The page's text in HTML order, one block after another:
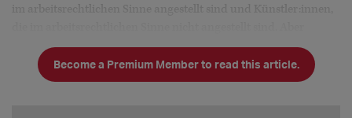
Achtung bei Gästen: Diese sind auch im Hinblick auf da
Become a Premium Member to read this article.